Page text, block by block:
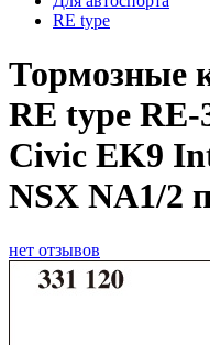
RE type
Тормозные
RE type RE-
Civic EK9
NSX NA1/2
нет отзывов